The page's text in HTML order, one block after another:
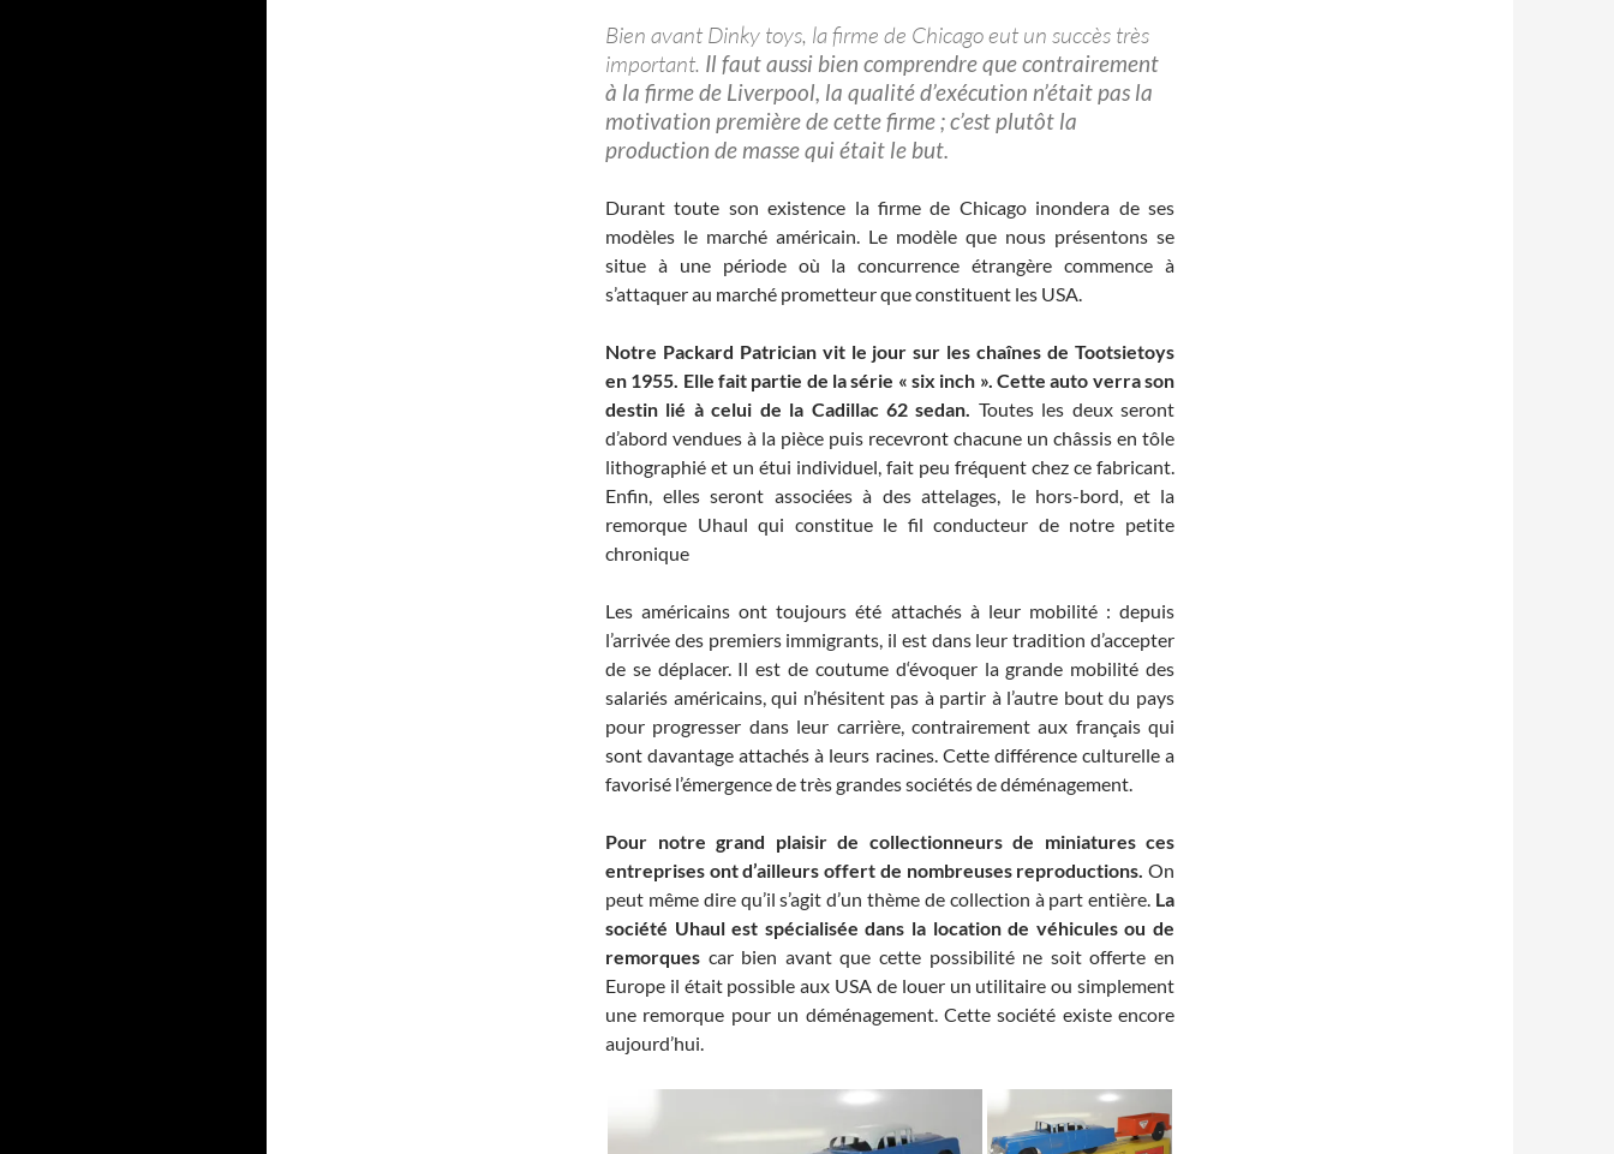
Bien avant Dinky toys, la firme de Chicago eut un succès très
important. Il faut aussi bien comprendre que contrairement
à la firme de Liverpool, la qualité d’exécution n’était pas la
motivation première de cette firme ; c’est plutôt la
production de masse qui était le but.
Durant toute son existence la firme de Chicago inondera de ses
modèles le marché américain. Le modèle que nous présentons se
situe à une période où la concurrence étrangère commence à
s’attaquer au marché prometteur que constituent les USA.
Notre Packard Patrician vit le jour sur les chaînes de Tootsietoys
en 1955. Elle fait partie de la série « six inch ». Cette auto verra son
destin lié à celui de la Cadillac 62 sedan. Toutes les deux seront
d’abord vendues à la pièce puis recevront chacune un châssis en tôle
lithographié et un étui individuel, fait peu fréquent chez ce fabricant.
Enfin, elles seront associées à des attelages, le hors-bord, et la
remorque Uhaul qui constitue le fil conducteur de notre petite
chronique
Les américains ont toujours été attachés à leur mobilité : depuis
l’arrivée des premiers immigrants, il est dans leur tradition d’accepter
de se déplacer. Il est de coutume d‘évoquer la grande mobilité des
salariés américains, qui n’hésitent pas à partir à l’autre bout du pays
pour progresser dans leur carrière, contrairement aux français qui
sont davantage attachés à leurs racines. Cette différence culturelle a
favorisé l’émergence de très grandes sociétés de déménagement.
Pour notre grand plaisir de collectionneurs de miniatures ces
entreprises ont d’ailleurs offert de nombreuses reproductions. On
peut même dire qu’il s’agit d’un thème de collection à part entière. La
société Uhaul est spécialisée dans la location de véhicules ou de
remorques car bien avant que cette possibilité ne soit offerte en
Europe il était possible aux USA de louer un utilitaire ou simplement
une remorque pour un déménagement. Cette société existe encore
aujourd’hui.